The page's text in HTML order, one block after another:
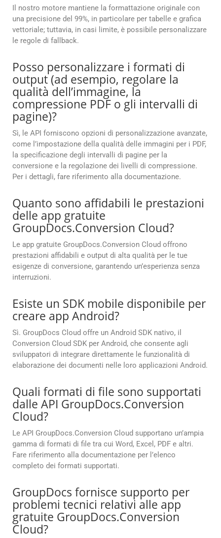
Il nostro motore mantiene la formattazione originale con
una precisione del 99%, in particolare per tabelle e grafica
vettoriale; tuttavia, in casi limite, è possibile personalizzare
le regole di fallback.
Posso personalizzare i formati di
output (ad esempio, regolare la
qualità dell’immagine, la
compressione PDF o gli intervalli di
pagine)?
Sì, le API forniscono opzioni di personalizzazione avanzate,
come l’impostazione della qualità delle immagini per i PDF,
la specificazione degli intervalli di pagine per la
conversione e la regolazione dei livelli di compressione.
Per i dettagli, fare riferimento alla documentazione.
Quanto sono affidabili le prestazioni
delle app gratuite
GroupDocs.Conversion Cloud?
Le app gratuite GroupDocs.Conversion Cloud offrono
prestazioni affidabili e output di alta qualità per le tue
esigenze di conversione, garantendo un’esperienza senza
interruzioni.
Esiste un SDK mobile disponibile per
creare app Android?
Sì. GroupDocs Cloud offre un Android SDK nativo, il
Conversion Cloud SDK per Android, che consente agli
sviluppatori di integrare direttamente le funzionalità di
elaborazione dei documenti nelle loro applicazioni Android.
Quali formati di file sono supportati
dalle API GroupDocs.Conversion
Cloud?
Le API GroupDocs.Conversion Cloud supportano un’ampia
gamma di formati di file tra cui Word, Excel, PDF e altri.
Fare riferimento alla documentazione per l’elenco
completo dei formati supportati.
GroupDocs fornisce supporto per
problemi tecnici relativi alle app
gratuite GroupDocs.Conversion
Cloud?